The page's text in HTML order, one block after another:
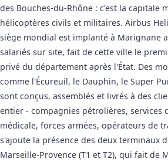
des Bouches-du-Rhône : c'est la capitale
hélicoptères civils et militaires. Airbus
siège mondial est implanté à Marignane
salariés sur site, fait de cette ville le
privé du département après l'État. Des
comme l'Écureuil, le Dauphin, le Super
sont conçus, assemblés et livrés à des
entier - compagnies pétrolières, services
médicale, forces armées, opérateurs de
s'ajoute la présence des deux terminaux
Marseille-Provence (T1 et T2), qui fait de